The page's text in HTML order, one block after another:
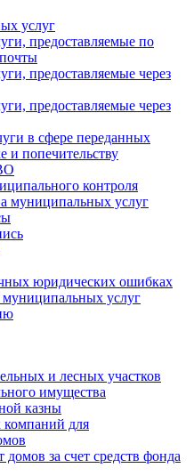
услуг
предоставляемые по
предоставляемые через
предоставляемые через
в сфере переданных
и попечительству
контроля
муниципальных услуг
юридических ошибках
услуг
и лесных участков
имущества
казны
для
за счет средств фонда